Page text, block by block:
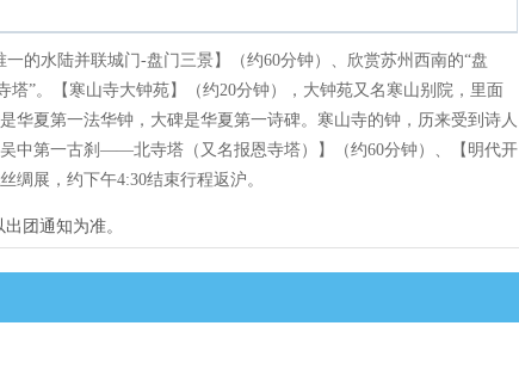
的水陆并联城门-盘门三景】（约60分钟）、欣赏苏州西南的“盘
塔”。【寒山寺大钟苑】（约20分钟），大钟苑又名寒山别院，里面
华夏第一法华钟，大碑是华夏第一诗碑。寒山寺的钟，历来受到诗人
中第一古刹——北寺塔（又名报恩寺塔）】（约60分钟）、【明代开
展，约下午4:30结束行程返沪。
团通知为准。